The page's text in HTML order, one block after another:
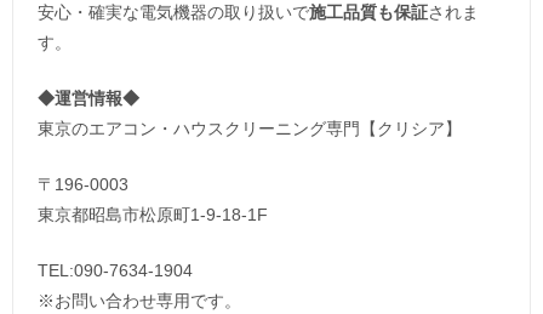
安心・確実な電気機器の取り扱いで施工品質も保証されま
す。
◆運営情報◆
東京のエアコン・ハウスクリーニング専門【クリシア】
〒196-0003
東京都昭島市松原町1-9‐18‐1F
TEL:090-7634-1904
※お問い合わせ専用です。